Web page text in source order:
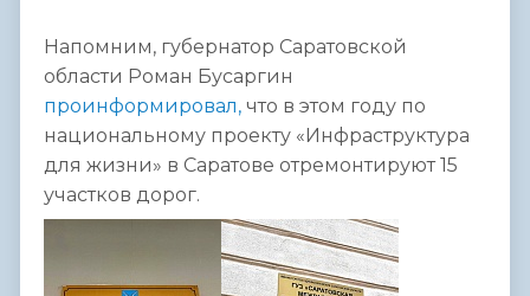
Напомним, губернатор Саратовской
области Роман Бусаргин
проинформировал, что в этом году по
национальному проекту «Инфраструктура
для жизни» в Саратове отремонтируют 15
участков дорог.